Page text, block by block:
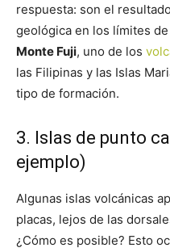
respuesta: son el
geológica en los límites
Monte Fuji, uno de los
las Filipinas y las Islas
tipo de formación.
3. Islas de punto
ejemplo)
Algunas islas volcánicas
placas, lejos de las
¿Cómo es posible? Esto